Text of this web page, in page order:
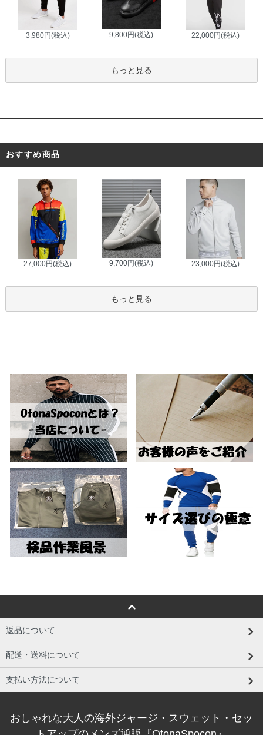
3,980円(税込) 9,800円(税込) 22,000円(税込)
もっと見る
おすすめ商品
27,000円(税込) 9,700円(税込) 23,000円(税込)
もっと見る
返品について
配送・送料について
支払い方法について
おしゃれな大人の海外ジャージ・スウェット・セッ